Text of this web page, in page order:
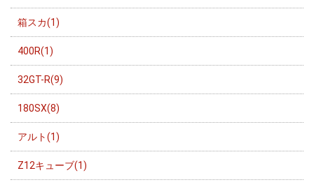
箱スカ(1)
400R(1)
32GT-R(9)
180SX(8)
アルト(1)
Z12キューブ(1)